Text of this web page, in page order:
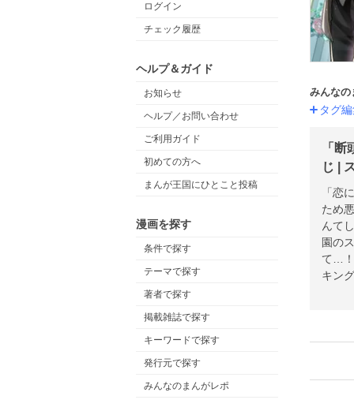
ログイン
チェック履歴
ヘルプ＆ガイド
お知らせ
ヘルプ／お問い合わせ
ご利用ガイド
初めての方へ
まんが王国にひとこと投稿
漫画を探す
条件で探す
テーマで探す
著者で探す
掲載雑誌で探す
キーワードで探す
発行元で探す
みんなのまんがレポ
みんなの
タグ
「
じ |
「恋
ため
んて
園の
て…
キン